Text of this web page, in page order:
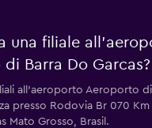
una filiale
Barra Do Garcas?
all'aeroporto Aeroporto di
presso Rodovia Br 070 Km
Mato Grosso, Brasil.